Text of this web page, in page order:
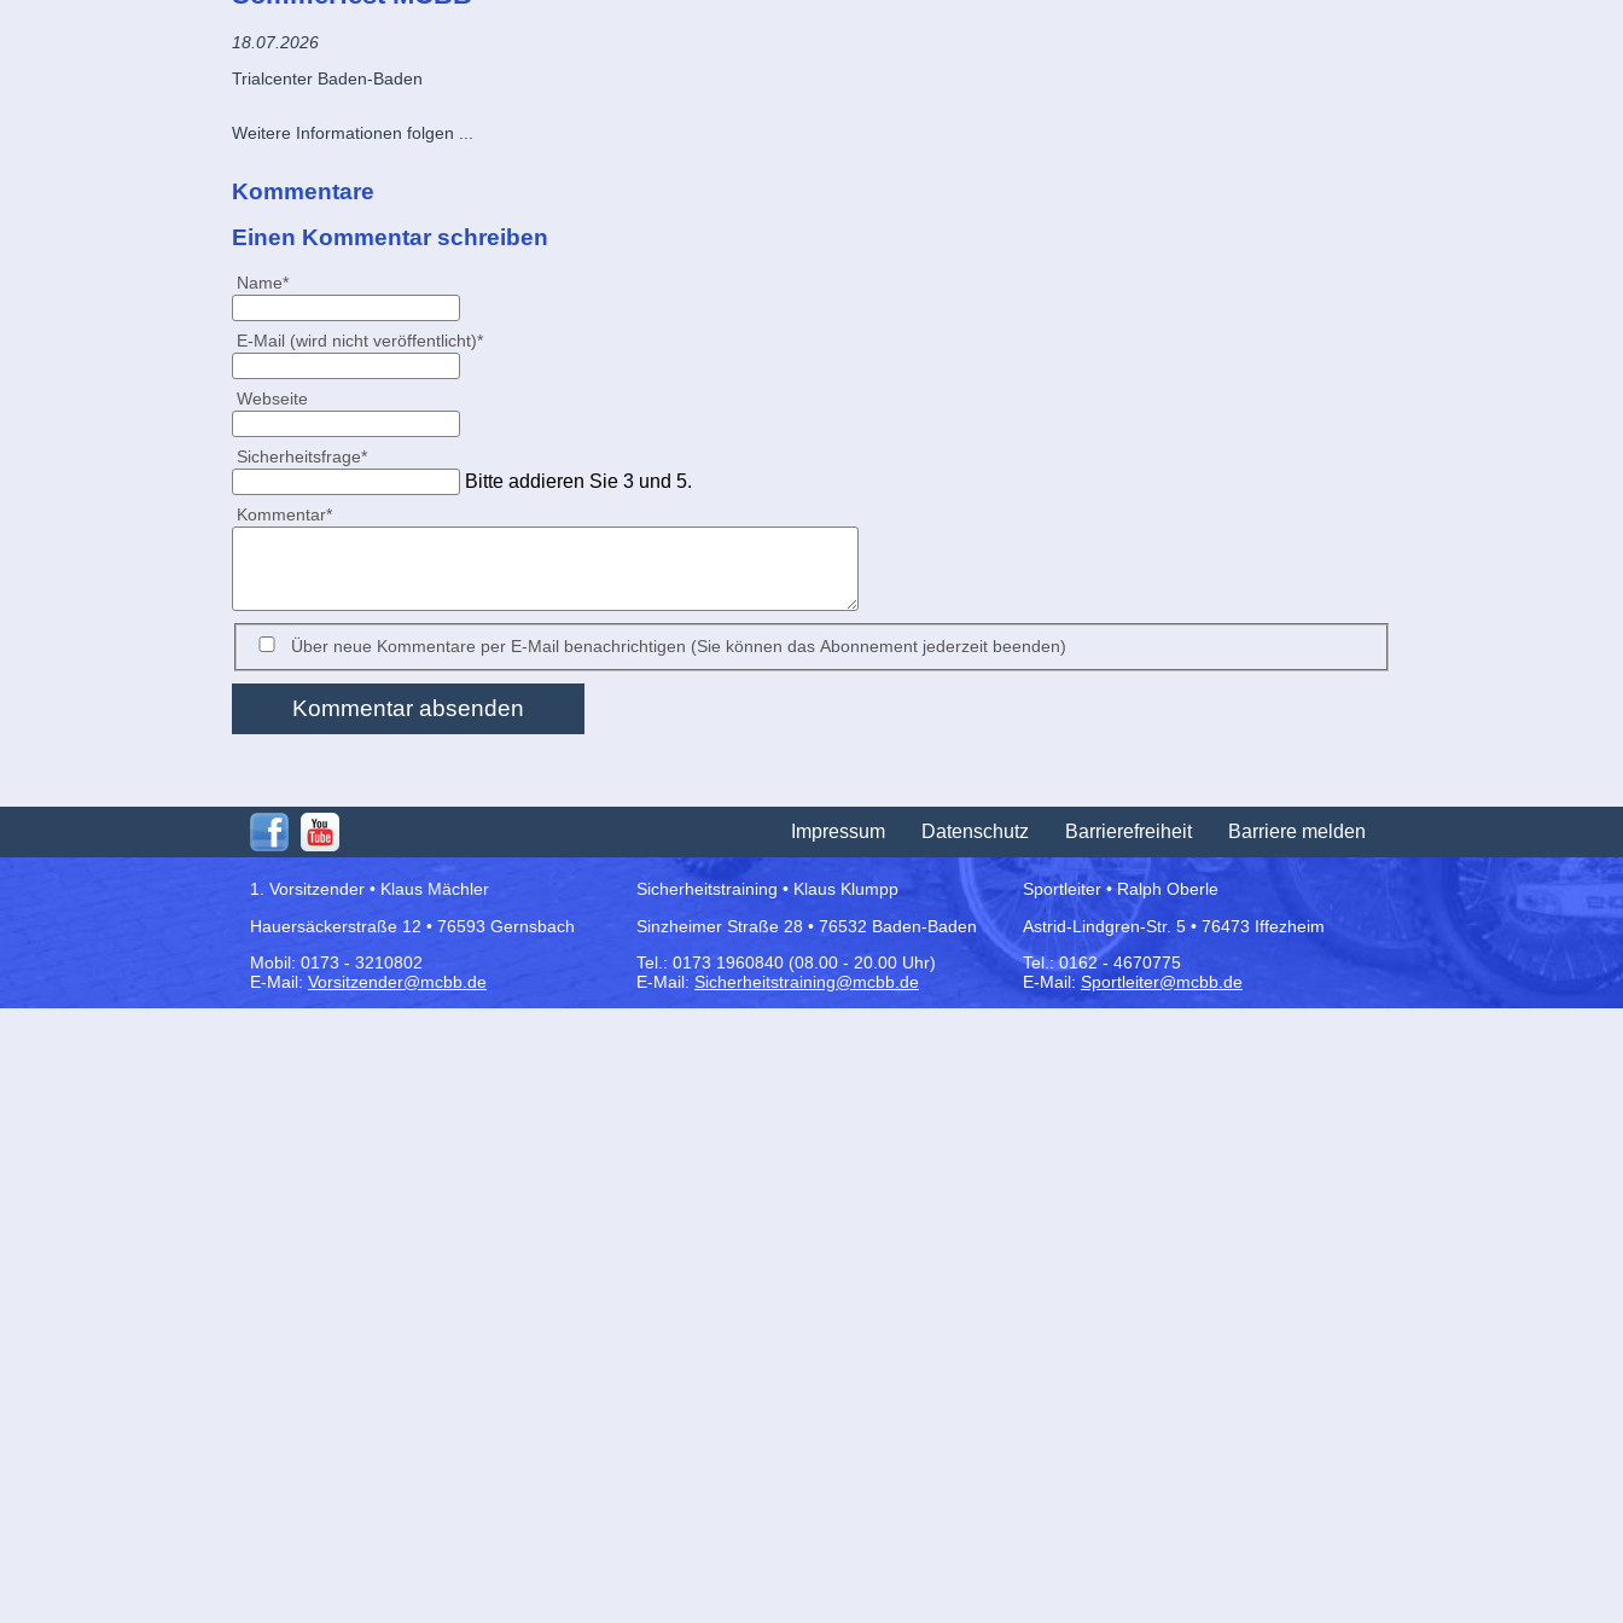
18.07.2026
Trialcenter Baden-Baden
Weitere Informationen folgen ...
Kommentare
Einen Kommentar schreiben
Pflichtfeld
Name*
Pflichtfeld
E-Mail (wird nicht veröffentlicht)*
Webseite
Pflichtfeld
Sicherheitsfrage*
Bitte addieren Sie 3 und 5.
Pflichtfeld
Kommentar*
Über neue Kommentare per E-Mail benachrichtigen (Sie können das Abonnement jederzeit beenden)
Kommentar absenden
Impressum Datenschutz Barrierefreiheit Barriere melden
1. Vorsitzender • Klaus Mächler
Hauersäckerstraße 12 • 76593 Gernsbach
Mobil: 0173 - 3210802
E-Mail: Vorsitzender@mcbb.de
Sicherheitstraining • Klaus Klumpp
Sinzheimer Straße 28 • 76532 Baden-Baden
Tel.: 0173 1960840 (08.00 - 20.00 Uhr)
E-Mail: Sicherheitstraining@mcbb.de
Sportleiter • Ralph Oberle
Astrid-Lindgren-Str. 5 • 76473 Iffezheim
Tel.: 0162 - 4670775
E-Mail: Sportleiter@mcbb.de